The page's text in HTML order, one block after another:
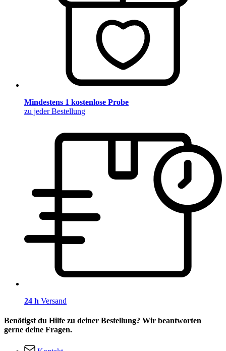
Mindestens 1 kostenlose Probe
zu jeder Bestellung
24 h Versand
Benötigst du Hilfe zu deiner Bestellung? Wir beantworten
gerne deine Fragen.